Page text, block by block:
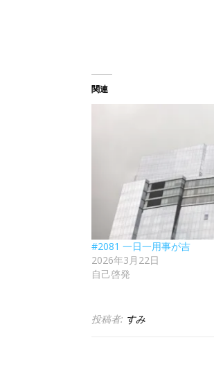
関連
#2081 一日一用事が吉
2026年3月22日
自己啓発
投稿者: すみ